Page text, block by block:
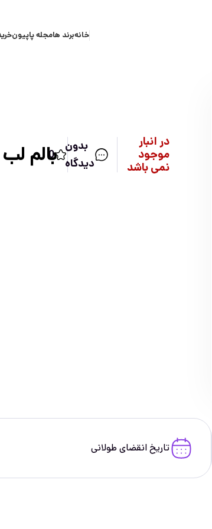
خانهبرند هامجله پاپیون
در انبار
موجود
نمی باشد
بدون
دیدگاه
0
بالم
تاریخ انقضای طولانی